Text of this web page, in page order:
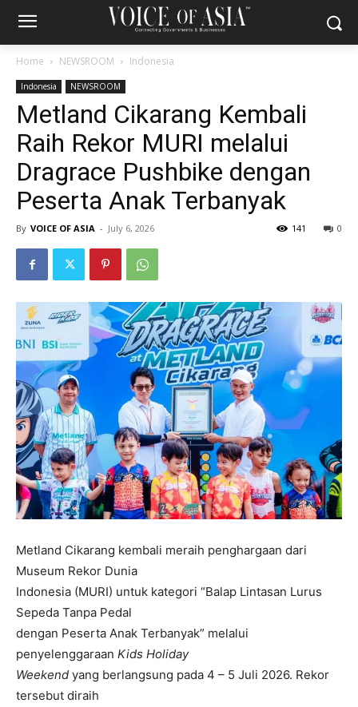
Home NEWSROOM Indonesia
Indonesia NEWSROOM
Metland Cikarang Kembali
Raih Rekor MURI melalui
Dragrace Pushbike dengan
Peserta Anak Terbanyak
By VOICE OF ASIA - July 6, 2026 0
141
Metland Cikarang kembali meraih penghargaan dari
Museum Rekor Dunia
Indonesia (MURI) untuk kategori “Balap Lintasan Lurus
Sepeda Tanpa Pedal
dengan Peserta Anak Terbanyak” melalui
penyelenggaraan Kids Holiday
Weekend yang berlangsung pada 4 – 5 Juli 2026. Rekor
tersebut diraih